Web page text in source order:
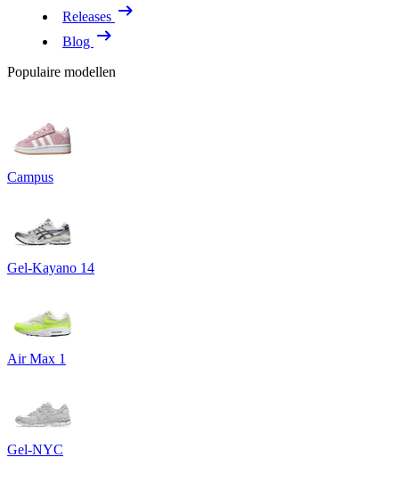
Releases
Blog
Populaire modellen
Campus
Gel-Kayano 14
Air Max 1
Gel-NYC